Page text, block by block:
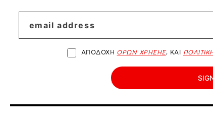
ΑΠΟΔΟΧΗ ΟΡΩΝ ΧΡΗΣΗΣ, ΚΑΙ